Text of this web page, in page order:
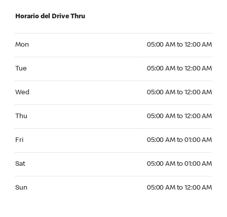
Horario del Drive Thru
Mon 05:00 AM to 12:00 AM
Tue 05:00 AM to 12:00 AM
Wed 05:00 AM to 12:00 AM
Thu 05:00 AM to 12:00 AM
Fri 05:00 AM to 01:00 AM
Sat 05:00 AM to 01:00 AM
Sun 05:00 AM to 12:00 AM